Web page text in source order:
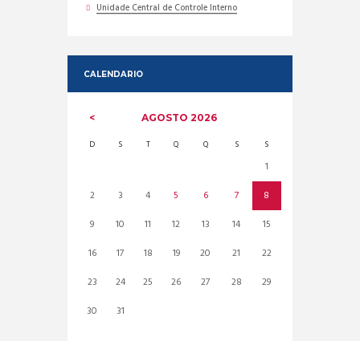
Unidade Central de Controle Interno
CALENDARIO
AGOSTO2026
D S T Q Q S S
1
2
3 4 5 6 7
8
9
10 11 12 13 14
15
16
17 18 19 20 21
22
23
24 25 26 27 28
29
30
31